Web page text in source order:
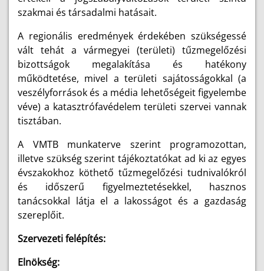
szakmai és társadalmi hatásait.
A regionális eredmények érdekében szükségessé
vált tehát a vármegyei (területi) tűzmegelőzési
bizottságok megalakítása és hatékony
működtetése, mivel a területi sajátosságokkal (a
veszélyforrások és a média lehetőségeit figyelembe
véve) a katasztrófavédelem területi szervei vannak
tisztában.
A VMTB munkaterve szerint programozottan,
illetve szükség szerint tájékoztatókat ad ki az egyes
évszakokhoz köthető tűzmegelőzési tudnivalókról
és időszerű figyelmeztetésekkel, hasznos
tanácsokkal látja el a lakosságot és a gazdaság
szereplőit.
Szervezeti felépítés:
Elnökség: